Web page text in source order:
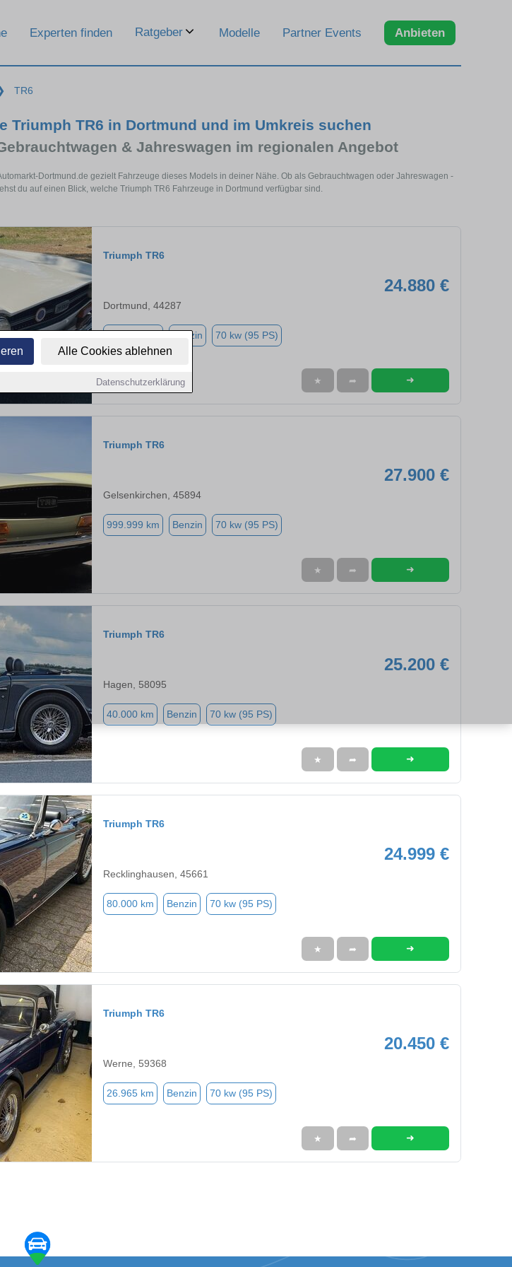
Alle Cookies ablehnen
Datenschutzerklärung
Experten finden Ratgeber Modelle Partner Events Anbieten
TR6
Triumph TR6 in Dortmund und im Umkreis suchen
& Jahreswagen im regionalen Angebot
Dortmund.de gezielt Fahrzeuge dieses Models in deiner Nähe. Ob als Gebrauchtwagen oder Jahreswagen -
du auf einen Blick, welche Triumph TR6 Fahrzeuge in Dortmund verfügbar sind.
Triumph TR6
24.880 €
Dortmund, 44287
Benzin 70 kw (95 PS)
★ ➦ ➜
Triumph TR6
27.900 €
Gelsenkirchen, 45894
999.999 km Benzin 70 kw (95 PS)
★ ➦ ➜
Triumph TR6
25.200 €
Hagen, 58095
40.000 km Benzin 70 kw (95 PS)
★ ➦ ➜
Triumph TR6
24.999 €
Recklinghausen, 45661
80.000 km Benzin 70 kw (95 PS)
★ ➦ ➜
Triumph TR6
20.450 €
Werne, 59368
26.965 km Benzin 70 kw (95 PS)
★ ➦ ➜